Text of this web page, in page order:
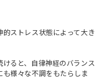
ストレス状態によって大き
ると、自律神経のバランス
様々な不調をもたらしま